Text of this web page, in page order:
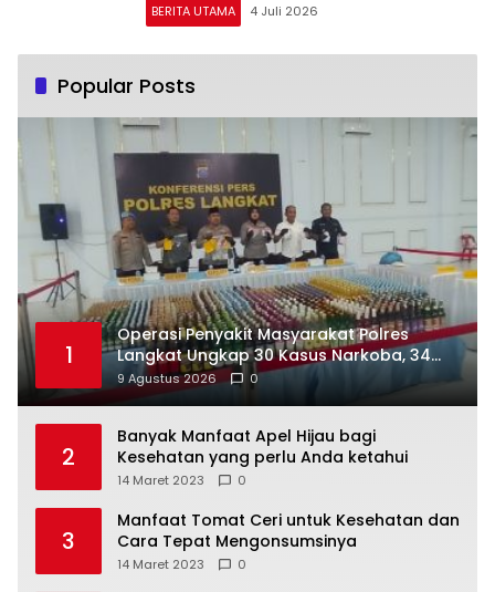
BERITA UTAMA 4 Juli 2026
Popular Posts
1
Operasi Penyakit Masyarakat Polres
Langkat Ungkap 30 Kasus Narkoba, 34
Tersangka Diamankan
9 Agustus 2026 0
2
Banyak Manfaat Apel Hijau bagi
Kesehatan yang perlu Anda ketahui
14 Maret 2023 0
3
Manfaat Tomat Ceri untuk Kesehatan dan
Cara Tepat Mengonsumsinya
14 Maret 2023 0